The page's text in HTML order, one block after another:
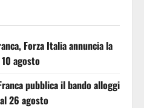
Forza Italia annuncia la
agosto
pubblica il bando alloggi
26 agosto